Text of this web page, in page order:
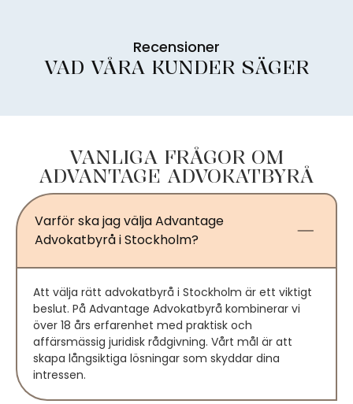
Recensioner
VAD VÅRA KUNDER SÄGER
VANLIGA FRÅGOR OM
ADVANTAGE ADVOKATBYRÅ
Varför ska jag välja Advantage
Advokatbyrå i Stockholm?
Att välja rätt advokatbyrå i Stockholm är ett viktigt
beslut. På Advantage Advokatbyrå kombinerar vi
över 18 års erfarenhet med praktisk och
affärsmässig juridisk rådgivning. Vårt mål är att
skapa långsiktiga lösningar som skyddar dina
intressen.